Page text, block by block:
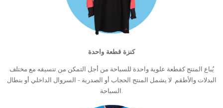
كنزة قطعة واحدة
يُباع المنتج كقطعة علوية واحدة للسباحة من أجل التمكن من تنسيقه مع مختلف
البدلات والأطقم. لا يشمل المنتج الحجاب أو الصدرية - السروال الداخلي أو بنطال
السباحة.